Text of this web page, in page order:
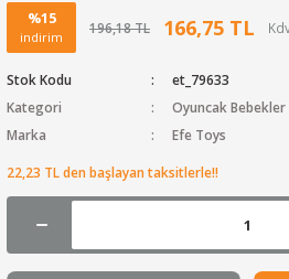
%15
indirim
196,18 TL 166,75 TL
Stok Kodu
et_79633
Kategori
Oyuncak Bebekler
Marka
Efe Toys
22,23 TL den başlayan taksitlerle!!